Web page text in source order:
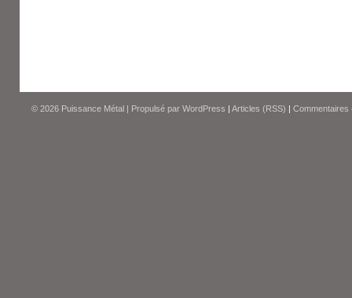
© 2026 Puissance Métal | Propulsé par WordPress | Articles (RSS) | Commentaires